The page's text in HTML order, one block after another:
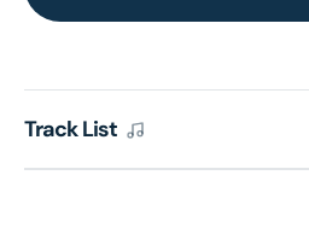
麗
88
極
Track List